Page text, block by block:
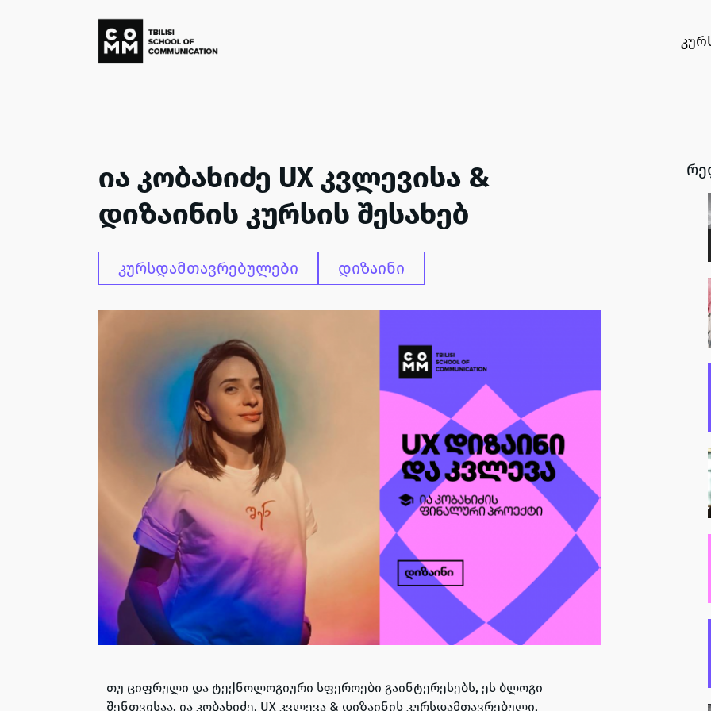
ია კობახიძე UX კვლევისა &
დიზაინის კურსის შესახებ
კურსდამთავრებულები დიზაინი
თუ ციფრული და ტექნოლოგიური სფეროები გაინტერესებს, ეს ბლოგი
შენთვისაა. ია კობახიძე, UX კვლევა & დიზაინის კურსდამთავრებული,